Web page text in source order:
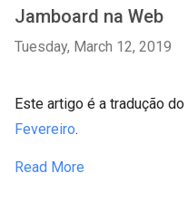
Jamboard na Web
Tuesday, March 12, 2019
Este artigo é a tradução do
Fevereiro.
Read More